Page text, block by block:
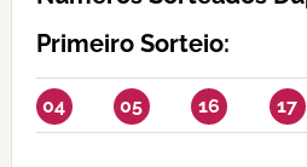
Primeiro Sorteio:
04 05 16 17